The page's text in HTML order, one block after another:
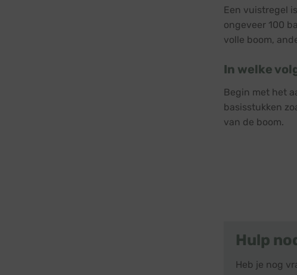
Een vuistregel
ongeveer 100
volle boom,
In welke
Begin met het
basisstukken
van de boom.
Hulp
Heb je nog